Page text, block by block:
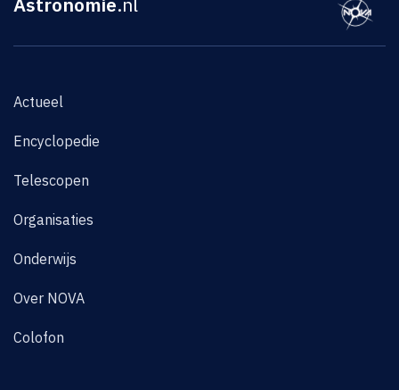
Actueel
Encyclopedie
Telescopen
Organisaties
Onderwijs
Over NOVA
Colofon